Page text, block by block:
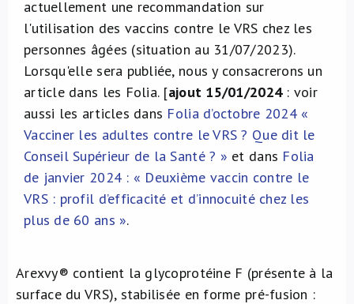
actuellement une recommandation sur
l'utilisation des vaccins contre le VRS chez les
personnes âgées (situation au 31/07/2023).
Lorsqu'elle sera publiée, nous y consacrerons un
article dans les Folia. [ajout 15/01/2024: voir
aussi les articles dans Folia d’octobre 2024 «
Vacciner les adultes contre le VRS ? Que dit le
Conseil Supérieur de la Santé ? » et dans Folia
de janvier 2024 : « Deuxième vaccin contre le
VRS : profil d’efficacité et d’innocuité chez les
plus de 60 ans ».
Arexvy® contient la glycoprotéine F (présente à la
surface du VRS), stabilisée en forme pré-fusion :